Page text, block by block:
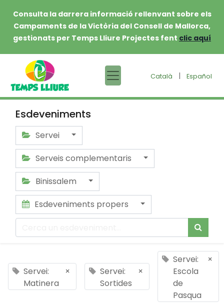
Consulta la darrera informació rellenvant sobre els
Campaments de la Victòria del Consell de Mallorca,
gestionats per Temps Lliure Projectes fent clic aquí
Català | Español
Esdeveniments
Servei
Serveis complementaris
Binissalem
Esdeveniments propers
Servei:
Matinera
×
Servei:
Sortides
×
Servei:
Escola
de
Pasqua
×